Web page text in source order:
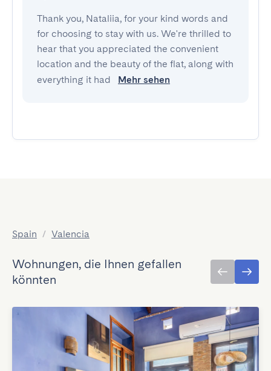
Thank you, Nataliia, for your kind words and
for choosing to stay with us. We're thrilled to
hear that you appreciated the convenient
location and the beauty of the flat, along with
everything it had
Mehr sehen
Spain / Valencia
Wohnungen, die Ihnen gefallen
könnten